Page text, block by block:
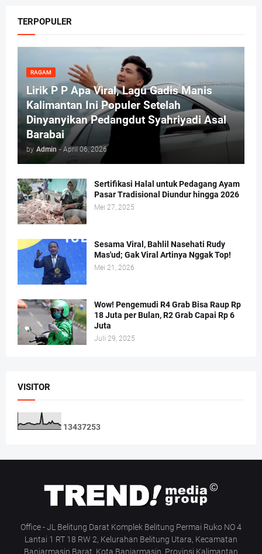
TERPOPULER
RAGAM
Lirik P P Apa Viral, Lagu Gadis Manis
Kalimantan Ini Populer Setelah
Dinyanyikan Pedangdut Syahriyadi Asal
Barabai
by Admin - April 06, 2026
Sertifikasi Halal untuk Pedagang Ayam
Pasar Tradisional Diundur hingga 2026
Mei 27, 2025
Sesama Viral, Bahlil Nasehati Rudy
Mas'ud; Gak Viral Artinya Nggak Top!
Mei 21, 2026
Wow! Pengemudi R4 Grab Bisa Raup Rp
18 Juta per Bulan, R2 Grab Capai Rp 6
Juta
Juli 29, 2025
VISITOR
13437253
Office - JL Belitung Darat Komplek Belitung Permai Ruko NO 4
Lantai 1 RT 18 RW 2, Kelurahan Belitung Utara, Kecamatan
Banjarmasin Barat, Kota Banjarmasin, Provinsi Kalimantan